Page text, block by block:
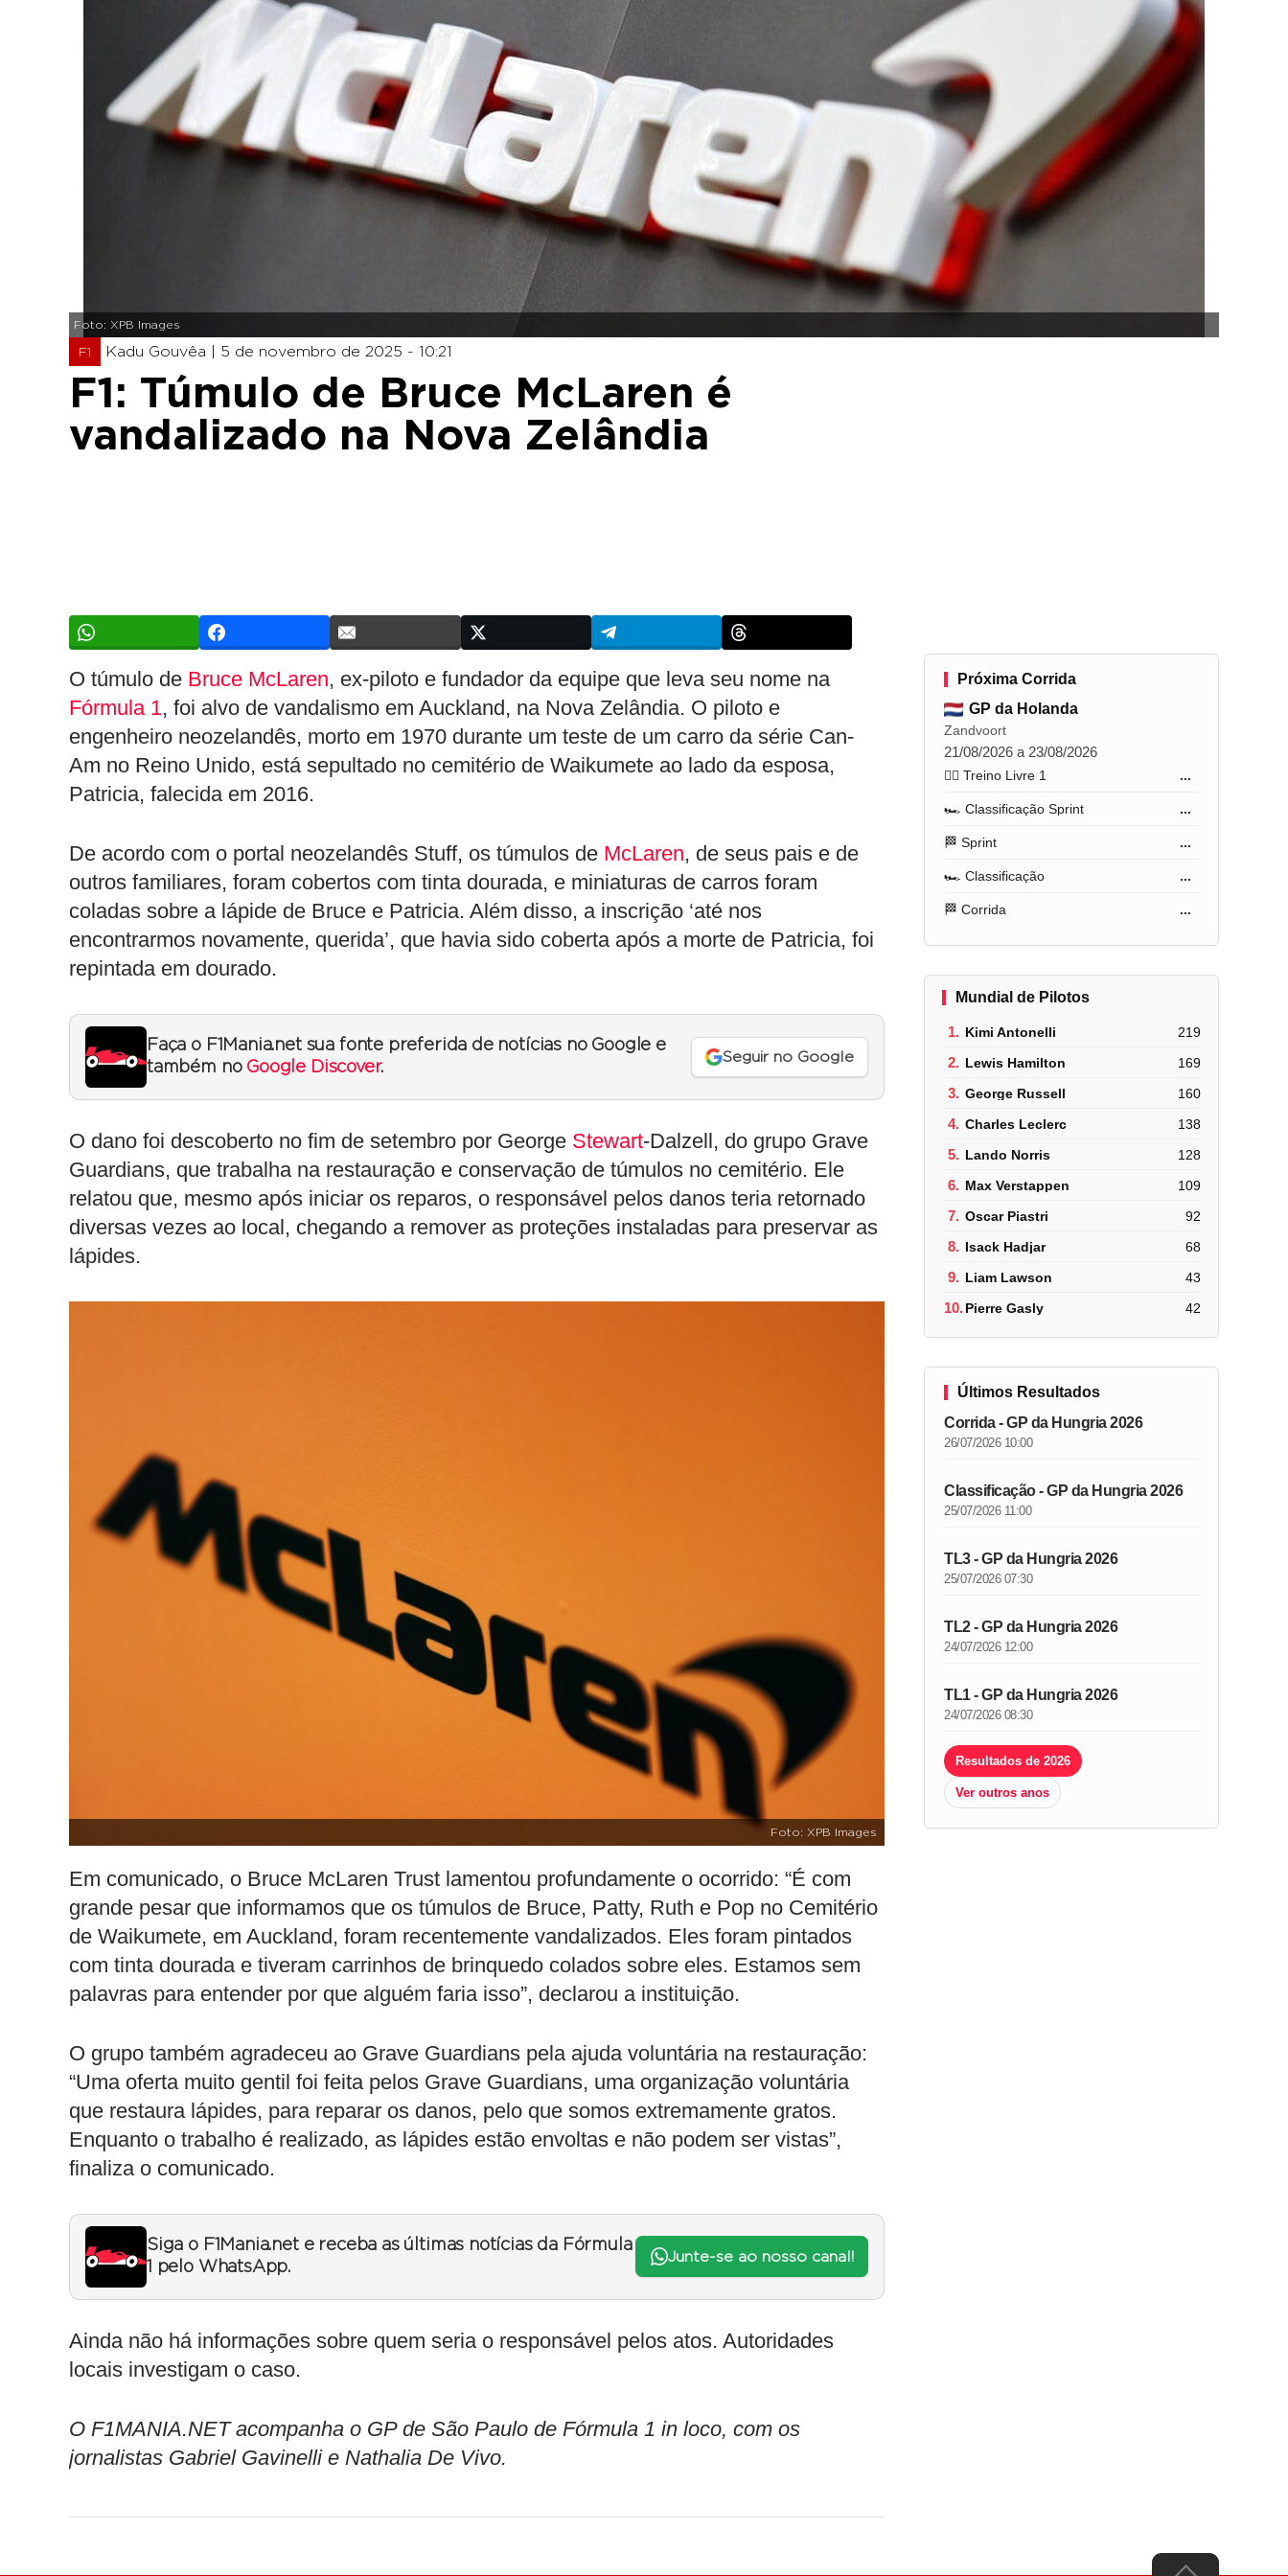
Foto: XPB Images
F1 Kadu Gouvêa | 5 de novembro de 2025 - 10:21
F1: Túmulo de Bruce McLaren é
vandalizado na Nova Zelândia
O túmulo de Bruce McLaren, ex-piloto e fundador da equipe que leva seu nome na
Fórmula 1, foi alvo de vandalismo em Auckland, na Nova Zelândia. O piloto e
engenheiro neozelandês, morto em 1970 durante um teste de um carro da série Can-
Am no Reino Unido, está sepultado no cemitério de Waikumete ao lado da esposa,
Patricia, falecida em 2016.
De acordo com o portal neozelandês Stuff, os túmulos de McLaren, de seus pais e de
outros familiares, foram cobertos com tinta dourada, e miniaturas de carros foram
coladas sobre a lápide de Bruce e Patricia. Além disso, a inscrição ‘até nos
encontrarmos novamente, querida’, que havia sido coberta após a morte de Patricia, foi
repintada em dourado.
Faça o F1Mania.net sua fonte preferida de notícias no Google e
também no Google Discover.
Seguir no Google
O dano foi descoberto no fim de setembro por George Stewart-Dalzell, do grupo Grave
Guardians, que trabalha na restauração e conservação de túmulos no cemitério. Ele
relatou que, mesmo após iniciar os reparos, o responsável pelos danos teria retornado
diversas vezes ao local, chegando a remover as proteções instaladas para preservar as
lápides.
Foto: XPB Images
Em comunicado, o Bruce McLaren Trust lamentou profundamente o ocorrido: “É com
grande pesar que informamos que os túmulos de Bruce, Patty, Ruth e Pop no Cemitério
de Waikumete, em Auckland, foram recentemente vandalizados. Eles foram pintados
com tinta dourada e tiveram carrinhos de brinquedo colados sobre eles. Estamos sem
palavras para entender por que alguém faria isso”, declarou a instituição.
O grupo também agradeceu ao Grave Guardians pela ajuda voluntária na restauração:
“Uma oferta muito gentil foi feita pelos Grave Guardians, uma organização voluntária
que restaura lápides, para reparar os danos, pelo que somos extremamente gratos.
Enquanto o trabalho é realizado, as lápides estão envoltas e não podem ser vistas”,
finaliza o comunicado.
Siga o F1Mania.net e receba as últimas notícias da Fórmula
1 pelo WhatsApp.
Junte-se ao nosso canal!
Ainda não há informações sobre quem seria o responsável pelos atos. Autoridades
locais investigam o caso.
O F1MANIA.NET acompanha o GP de São Paulo de Fórmula 1 in loco, com os
jornalistas Gabriel Gavinelli e Nathalia De Vivo.
Próxima Corrida
GP da Holanda
Zandvoort
21/08/2026 a 23/08/2026
🏋️‍♂️ Treino Livre 1 ...
🏎️ Classificação Sprint ...
🏁 Sprint ...
🏎️ Classificação ...
🏁 Corrida ...
Mundial de Pilotos
1. Kimi Antonelli 219
2. Lewis Hamilton 169
3. George Russell 160
4. Charles Leclerc 138
5. Lando Norris 128
6. Max Verstappen 109
7. Oscar Piastri 92
8. Isack Hadjar 68
9. Liam Lawson 43
10.Pierre Gasly 42
Últimos Resultados
Corrida - GP da Hungria 2026
26/07/2026 10:00
Classificação - GP da Hungria 2026
25/07/2026 11:00
TL3 - GP da Hungria 2026
25/07/2026 07:30
TL2 - GP da Hungria 2026
24/07/2026 12:00
TL1 - GP da Hungria 2026
24/07/2026 08:30
Resultados de 2026
Ver outros anos